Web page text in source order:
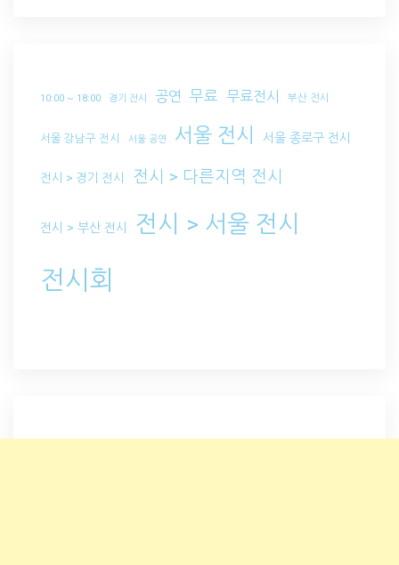
10:00 ~ 18:00 경기 전시 공연 무료 무료전시 부산 전시
서울 강남구 전시 서울 공연 서울 전시 서울 종로구 전시
전시 > 경기 전시 전시 > 다른지역 전시
전시 > 부산 전시 전시 > 서울 전시
전시회